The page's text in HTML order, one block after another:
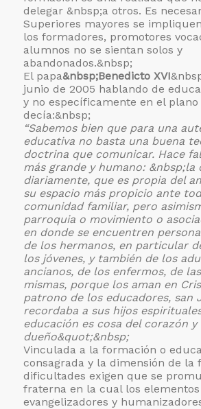
delegar &nbsp;a otros. Es
Superiores mayores se
los formadores, promotores
alumnos no se sientan solos y
abandonados.&nbsp;
El papa&nbsp;Benedicto XVI
junio de 2005 hablando de
y no específicamente en el plano
decía:&nbsp;
“Sabemos bien que para una
educativa no basta una buena
doctrina que comunicar. Hace
más grande y humano: &nbsp;la
diariamente, que es propia del
su espacio más propicio ante
comunidad familiar, pero
parroquia o movimiento o
en donde se encuentren
de los hermanos, en particular
los jóvenes, y también de los
ancianos, de los enfermos, de
mismas, porque los aman en
patrono de los educadores, san
recordaba a sus hijos
educación es cosa del corazón y
dueño&quot;&nbsp;
Vinculada a la formación o
consagrada y la dimensión de la
dificultades exigen que se
fraterna en la cual los elementos
evangelizadores y